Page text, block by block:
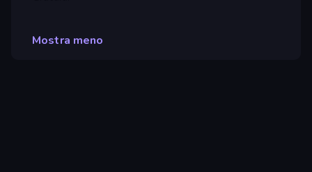
Mostra meno